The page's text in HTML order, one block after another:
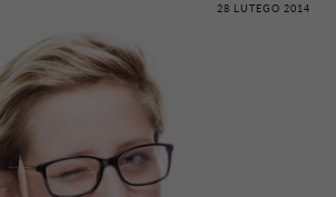
28 LUTEGO 2014